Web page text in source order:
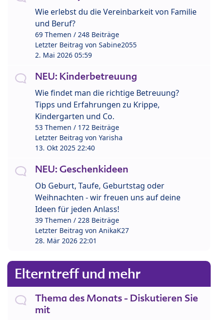
Wie erlebst du die Vereinbarkeit von Familie
und Beruf?
69 Themen / 248 Beiträge
Letzter Beitrag von Sabine2055
2. Mai 2026 05:59
NEU: Kinderbetreuung
Wie findet man die richtige Betreuung?
Tipps und Erfahrungen zu Krippe,
Kindergarten und Co.
53 Themen / 172 Beiträge
Letzter Beitrag von Yarisha
13. Okt 2025 22:40
NEU: Geschenkideen
Ob Geburt, Taufe, Geburtstag oder
Weihnachten - wir freuen uns auf deine
Ideen für jeden Anlass!
39 Themen / 228 Beiträge
Letzter Beitrag von AnikaK27
28. Mär 2026 22:01
Elterntreff und mehr
Thema des Monats - Diskutieren Sie
mit